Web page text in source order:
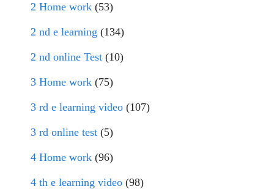
2 Home work (53)
2 nd e learning (134)
2 nd online Test (10)
3 Home work (75)
3 rd e learning video (107)
3 rd online test (5)
4 Home work (96)
4 th e learning video (98)